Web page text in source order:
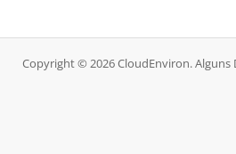
Copyright © 2026 CloudEnviron. Alguns